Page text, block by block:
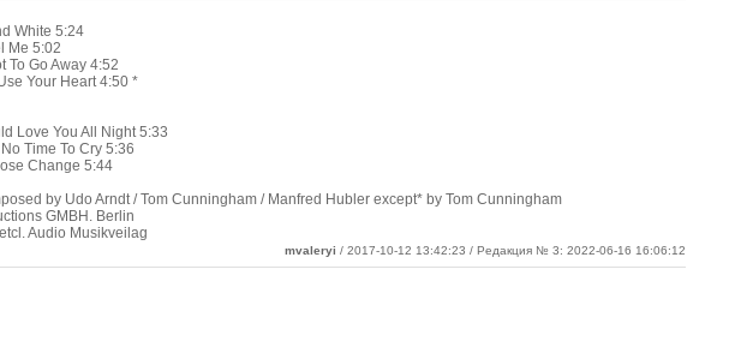
White 5:24
Me 5:02
To Go Away 4:52
Your Heart 4:50 *
Love You All Night 5:33
Time To Cry 5:36
Change 5:44
by Udo Arndt / Tom Cunningham / Manfred Hubler except* by Tom Cunningham
GMBH. Berlin
Audio Musikveilag
mvaleryi / 2017-10-12 13:42:23 / Редакция № 3: 2022-06-16 16:06:12